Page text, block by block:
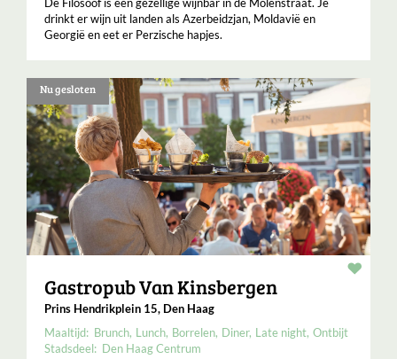
drinkt er wijn uit landen als Azerbeidzjan, Moldavië en
Georgië en eet er Perzische hapjes.
Nu gesloten
Gastropub Van Kinsbergen
Prins Hendrikplein 15, Den Haag
Maaltijd: Brunch Lunch Borrelen Diner Late night Ontbijt
Stadsdeel: Den Haag Centrum